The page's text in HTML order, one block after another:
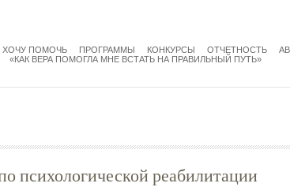
ХОЧУ ПОМОЧЬ ПРОГРАММЫ КОНКУРСЫ ОТЧЕТНОСТЬ
«КАК ВЕРА ПОМОГЛА МНЕ ВСТАТЬ НА ПРАВИЛЬНЫЙ ПУТЬ»
психологической реабилитации